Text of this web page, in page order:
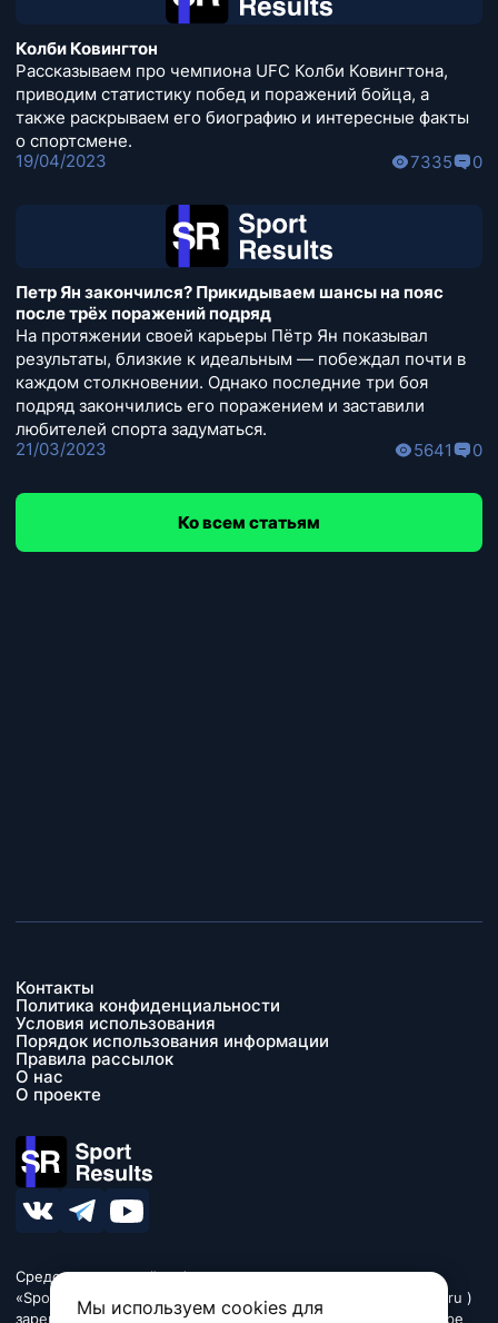
Мы используем cookies для
Колби Ковингтон
Рассказываем про чемпиона UFC Колби Ковингтона,
приводим статистику побед и поражений бойца, а
также раскрываем его биографию и интересные факты
о спортсмене.
19/04/2023
7335 0
Петр Ян закончился? Прикидываем шансы на пояс
после трёх поражений подряд
На протяжении своей карьеры Пётр Ян показывал
результаты, близкие к идеальным — побеждал почти в
каждом столкновении. Однако последние три боя
подряд закончились его поражением и заставили
любителей спорта задуматься.
21/03/2023
5641 0
Ко всем статьям
Контакты
Политика конфиденциальности
Условия использования
Порядок использования информации
Правила рассылок
О нас
О проекте
Средство массовой информации сетевое издание
«SportResults» (адрес в сети Интернет - www.sport-results.ru )
зарегистрировано Федеральной службой по надзору в сфере